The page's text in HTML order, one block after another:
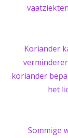
Koriander
koriander
het
Sommige